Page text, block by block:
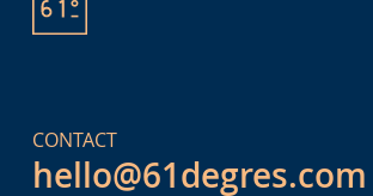
CONTACT
hello@61degres.com